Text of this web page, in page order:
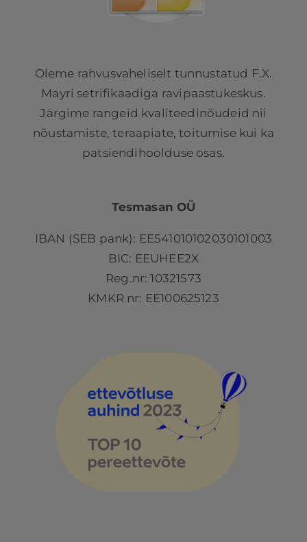
Oleme rahvusvaheliselt tunnustatud F.X.
Mayri setrifikaadiga ravipaastukeskus.
Järgime rangeid kvaliteedinõudeid nii
nõustamiste, teraapiate, toitumise kui ka
patsiendihoolduse osas.
Tesmasan OÜ
IBAN (SEB pank): EE541010102030101003
BIC: EEUHEE2X
Reg.nr: 10321573
KMKR nr: EE100625123